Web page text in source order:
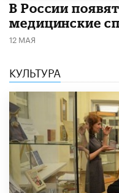
В России
медицинские
12 МАЯ
КУЛЬТУРА